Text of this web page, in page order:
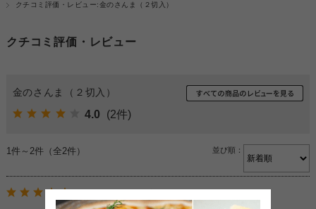
クチコミ評価・レビュー:金のさんま（２切入）
クチコミ評価・レビュー
金のさんま（２切入）
4.0 (2件)
1件～2件（全2件） 並び順：